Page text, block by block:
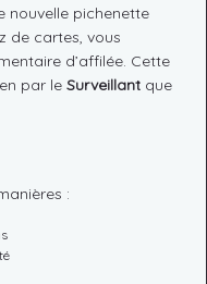
nouvelle pichenette
de cartes, vous
d’affilée. Cette
par le Surveillant que
: